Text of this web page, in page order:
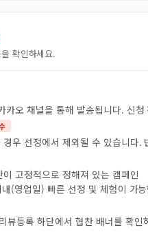
확인하세요.
카오 채널을 통해 발송됩니다. 신
우 선정에서 제외될 수 있습니다.
이 고정적으로 정해져 있는 캠페인
(영업일) 빠른 선정 및 체험이 가
등록 하단에서 협찬 배너를 확인